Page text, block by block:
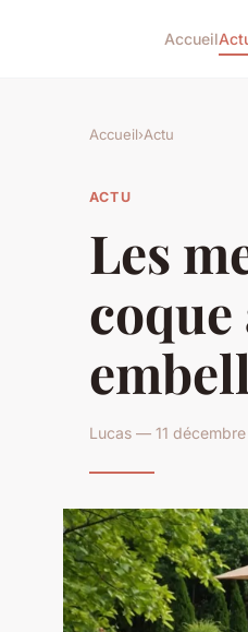
Accueil
Accueil›Actu
ACTU
Les
Lucas — 11